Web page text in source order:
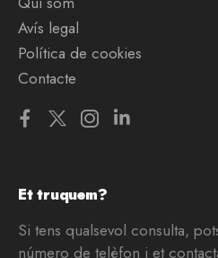
Avís legal
Política de cookies
Contacte
Et truquem?
Si tens qualsevol consulta,
número de telèfon i et